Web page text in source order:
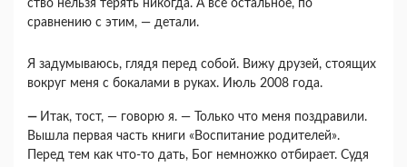
ство нельзя терять никогда. А все остальное, по
сравнению с этим, — детали.
Я задумываюсь, глядя перед собой. Вижу дру­зей, стоящих
вокруг меня с бокалами в руках. Июль 2008 года.
— Итак, тост, — говорю я. — Только что меня поздравили.
Вышла первая часть книги «Воспита­ние родителей».
Перед тем как что-то дать, Бог немножко отбирает. Судя